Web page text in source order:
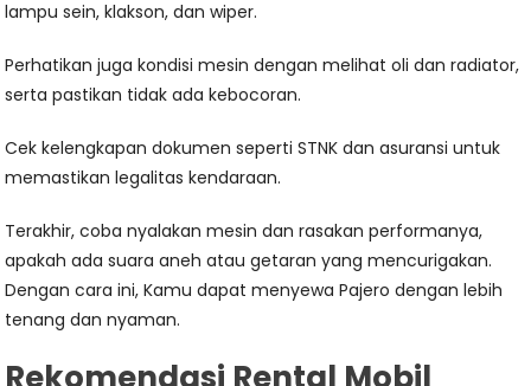
lampu sein, klakson, dan wiper.
Perhatikan juga kondisi mesin dengan melihat oli dan radiator,
serta pastikan tidak ada kebocoran.
Cek kelengkapan dokumen seperti STNK dan asuransi untuk
memastikan legalitas kendaraan.
Terakhir, coba nyalakan mesin dan rasakan performanya,
apakah ada suara aneh atau getaran yang mencurigakan.
Dengan cara ini, Kamu dapat menyewa Pajero dengan lebih
tenang dan nyaman.
Rekomendasi Rental Mobil